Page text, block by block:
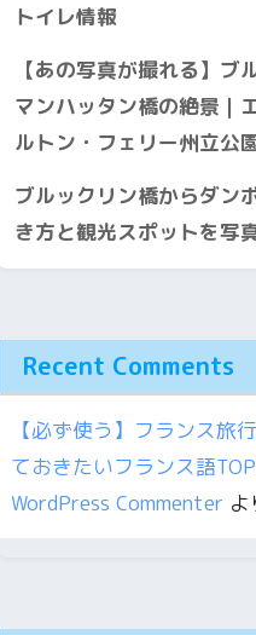
トイレ情報
【あの写真が撮れる】ブ
マンハッタン橋の絶景｜
ルトン・フェリー州立公
ブルックリン橋からダン
き方と観光スポットを写
Recent Comments
【必ず使う】フランス旅
ておきたいフランス語
WordPress Commenter よ